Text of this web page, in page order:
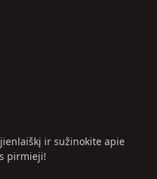
ir sužinokite apie
pirmieji!